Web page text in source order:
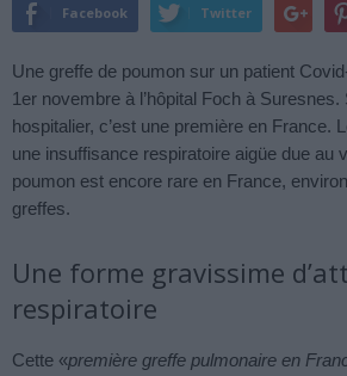
Facebook Twitter
Une greffe de poumon sur un patient
1er novembre à l’hôpital Foch à Suresnes.
hospitalier, c’est une première en France.
une insuffisance respiratoire aigüe due au
poumon est encore rare en France,
greffes.
Une forme gravissime
respiratoire
Cette «première greffe pulmonaire en